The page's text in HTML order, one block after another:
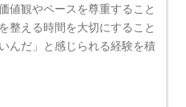
値観やペースを尊重すること
整える時間を大切にすること
んだ」と感じられる経験を積